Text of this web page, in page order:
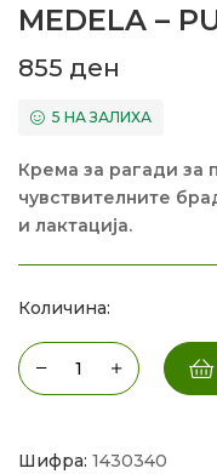
MEDELA –
855 ден
5 НА ЗАЛИХА
Крема за рагади за
чувствителните
и лактација.
Количина:
Шифра: 1430340